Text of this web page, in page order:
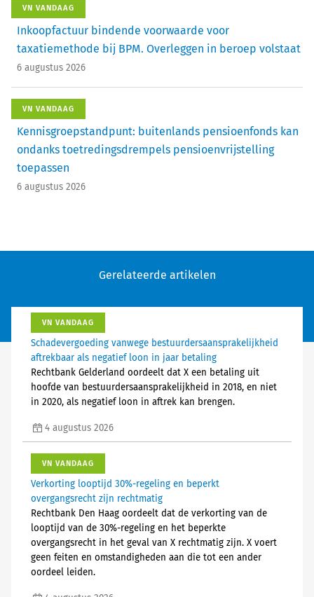
VN VANDAAG
Inkoopfactuur bindende voorwaarde voor
taxatiemethode bij BPM. Overleggen in beroep volstaat
6 augustus 2026
VN VANDAAG
Kennisgroepstandpunt: buitenlands pensioenfonds kan
ondanks toetredingsdrempels pensioenvrijstelling
toepassen
6 augustus 2026
Gerelateerde artikelen
VN VANDAAG
Schadevergoeding vanwege bestuurdersaansprakelijkheid
aftrekbaar als negatief loon in jaar betaling
Rechtbank Gelderland oordeelt dat X een betaling uit
hoofde van bestuurdersaansprakelijkheid in 2018, en niet
in 2020, als negatief loon in aftrek kan brengen.
4 augustus 2026
VN VANDAAG
Verkorting looptijd 30%-regeling en beperkt
overgangsrecht zijn rechtmatig
Rechtbank Den Haag oordeelt dat de verkorting van de
looptijd van de 30%-regeling en het beperkte
overgangsrecht in het geval van X rechtmatig zijn. X voert
geen feiten en omstandigheden aan die tot een ander
oordeel leiden.